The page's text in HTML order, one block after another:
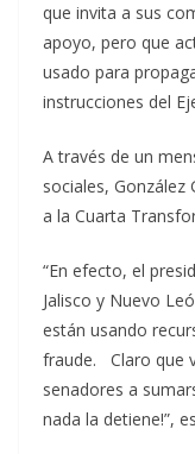
que invita a sus
apoyo, pero que
usado para
instrucciones del
A través de un
sociales, González
a la Cuarta
“En efecto, el
Jalisco y Nuevo
están usando
fraude. Claro que
senadores a
nada la detiene!”,